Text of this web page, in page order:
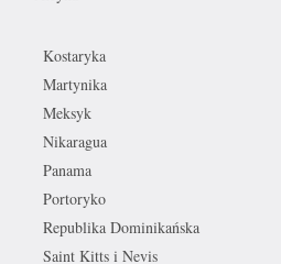
Kostaryka
Martynika
Meksyk
Nikaragua
Panama
Portoryko
Republika Dominikańska
Saint Kitts i Nevis